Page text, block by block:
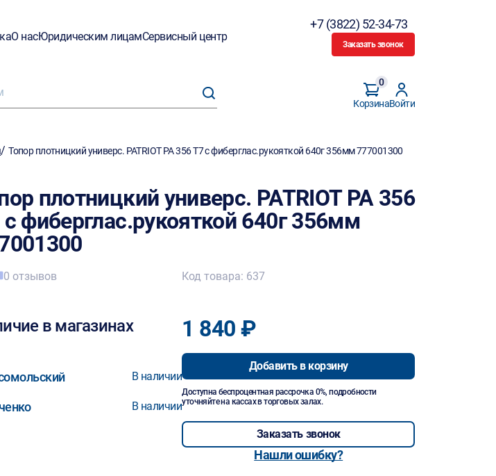
О насЮридическим лицамСервисный центр
+7 (3822) 52-34-73
Заказать звонок
Корзина
0
Войти
/Топор плотницкий универс. PATRIOT PA 356 T7 с фиберглас.рукояткой 640г 356мм 777001300
плотницкий универс. PATRIOT PA 356
фиберглас.рукояткой 640г 356мм
0 отзывов
в магазинах
В наличии
В наличии
Код товара: 637
1 840 ₽
Добавить в корзину
Доступна беспроцентная рассрочка 0%, подробности
уточняйте на кассах в торговых залах.
Заказать звонок
Нашли ошибку?